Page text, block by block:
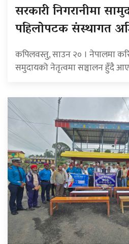
सरकारी निगरानीमा
पहिलोपटक संस्थागत
कपिलवस्तु, साउन २० । नेपालमा
समुदायको नेतृत्वमा सञ्चालन हुँदै